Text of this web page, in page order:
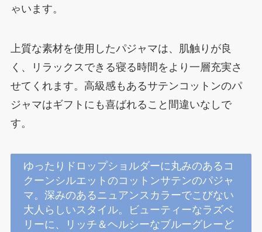
ゃいます。
上質な素材を使用したパジャマは、肌触りが良
く、リラックスできる寝る時間をより一層充実さ
せてくれます。高級感もあるサテンコットンのパ
ジャマはギフトにも喜ばれること間違いなしで
す。
ゆったりドロップショルダーに丸みのあるコ
クーンシルエットのコットンサテンのパジャ
マ。深みのあるニュアンスカラーでこびない
大人らしいスタイル。ビューティーなラズベ
リーに、リッチ＆ヘルシーなブルーグレーど